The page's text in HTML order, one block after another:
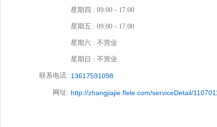
星期四 : 09:00 - 17:00
星期五 : 09:00 - 17:00
星期六 : 不营业
星期日 : 不营业
联系电话: 13617591098
网址: http://zhangjiajie.flele.com/serviceDetail/